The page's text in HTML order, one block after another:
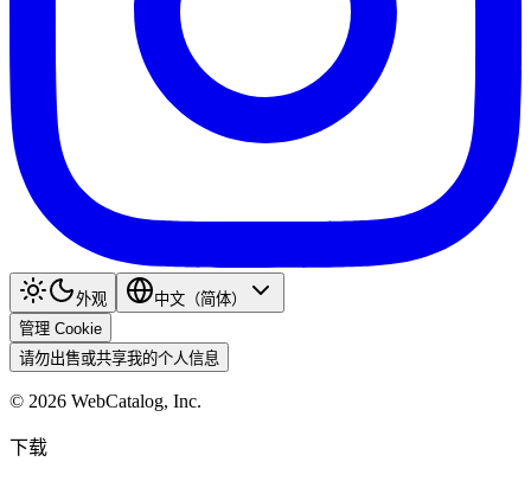
外观
中文（简体）
管理 Cookie
请勿出售或共享我的个人信息
© 2026 WebCatalog, Inc.
下载